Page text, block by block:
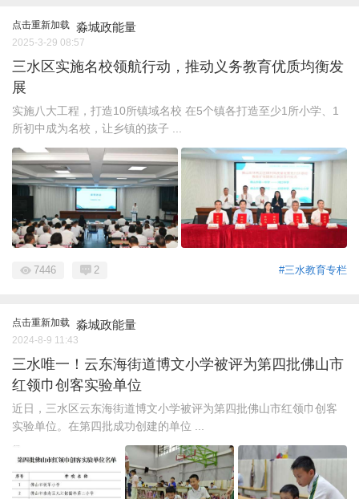
点击重新加载 淼城政能量
2025-3-29 08:57
三水区实施名校领航行动，推动义务教育优质均衡发
展
实施八大工程，打造10所镇域名校 在5个镇各打造至少1所小学、1
所初中成为名校，让乡镇的孩子 ...
#三水教育专栏
7446 2
点击重新加载 淼城政能量
2024-8-9 11:43
三水唯一！云东海街道博文小学被评为第四批佛山市
红领巾创客实验单位
近日，三水区云东海街道博文小学被评为第四批佛山市红领巾创客
实验单位。在第四批成功创建的单位 ...